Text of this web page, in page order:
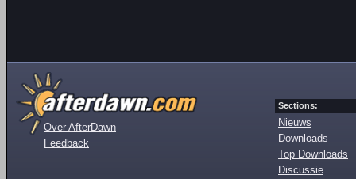
Over AfterDawn
Feedback
Sections:
Nieuws
Downloads
Top Downloads
Discussie